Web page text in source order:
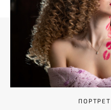
ПОРТРЕТ